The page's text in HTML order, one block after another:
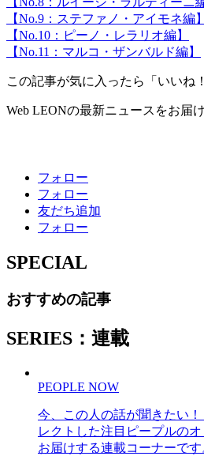
【No.9：ステファノ・アイモネ編】
【No.10：ピーノ・レラリオ編】
【No.11：マルコ・ザンバルド編】
この記事が気に入ったら「いいね
Web LEONの最新ニュースをお届け
フォロー
フォロー
友だち追加
フォロー
SPECIAL
おすすめの記事
SERIES：連載
PEOPLE NOW
今、この人の話が聞きたい
レクトした注目ピープルの
お届けする連載コーナーで